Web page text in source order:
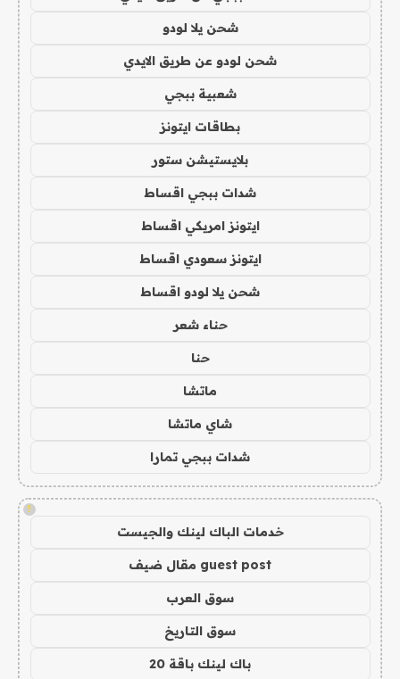
شحن يلا لودو
شحن لودو عن طريق الايدي
شعبية ببجي
بطاقات ايتونز
بلايستيشن ستور
شدات ببجي اقساط
ايتونز امريكي اقساط
ايتونز سعودي اقساط
شحن يلا لودو اقساط
حناء شعر
حنا
ماتشا
شاي ماتشا
شدات ببجي تمارا
!
خدمات الباك لينك والجيست
guest post مقال ضيف
سوق العرب
سوق التاريخ
باك لينك باقة 20